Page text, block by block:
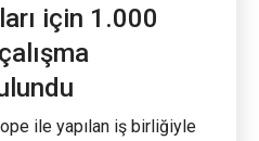
için 1.000
ile yapılan iş birliğiyle